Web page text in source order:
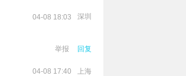
04-08 18:03 深圳
举报 回复
04-08 17:40 上海